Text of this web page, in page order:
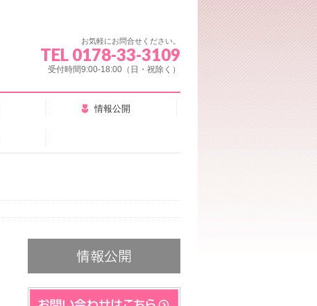
お気軽にお問合せください。
TEL 0178-33-3109
受付時間9:00-18:00（日・祝除く）
情報公開